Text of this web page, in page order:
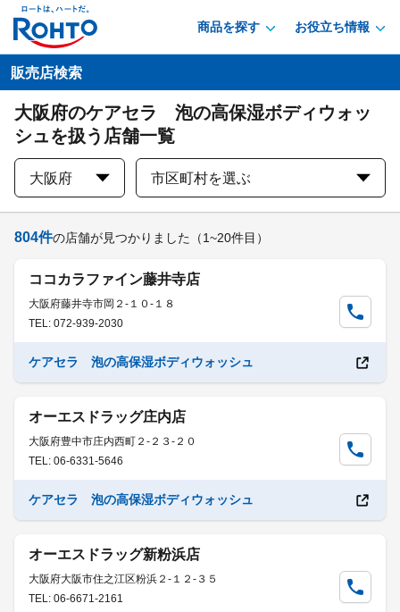
商品を探す お役立ち情報
販売店検索
大阪府のケアセラ 泡の高保湿ボディウォッ
シュを扱う店舗一覧
大阪府 市区町村を選ぶ
804件の店舗が見つかりました （1~20件目）
ココカラファイン藤井寺店
大阪府藤井寺市岡２-１０-１８
TEL: 072-939-2030
ケアセラ 泡の高保湿ボディウォッシュ
オーエスドラッグ庄内店
大阪府豊中市庄内西町２-２３-２０
TEL: 06-6331-5646
ケアセラ 泡の高保湿ボディウォッシュ
オーエスドラッグ新粉浜店
大阪府大阪市住之江区粉浜２-１２-３５
TEL: 06-6671-2161